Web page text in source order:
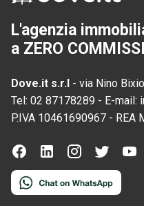
L'agenzia
a ZERO
Dove.it s.r.l - via Nino
Tel: 02 87178289 - E-mail:
P.IVA 10461690967 - REA